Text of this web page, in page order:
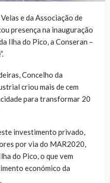
e da Associação de
presença na inauguração
Ilha do Pico, a Conseran –
Concelho da
criou mais de cem
para transformar 20
investimento privado,
por via do MAR2020,
do Pico, o que vem
económico da